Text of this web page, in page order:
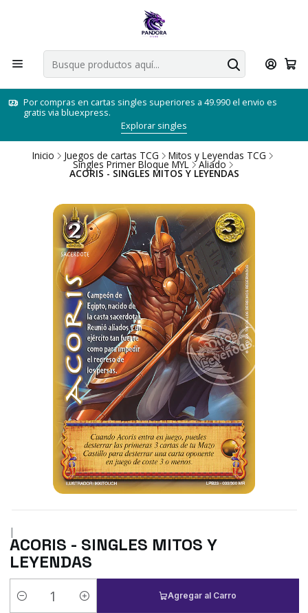
Por compras en cartas singles superiores a 49.990 el envio es
gratis via bluexpress.
Explorar singles
Inicio Juegos de cartas TCG Mitos y Leyendas TCG
Singles Primer Bloque MYL Aliado
ACORIS - SINGLES MITOS Y LEYENDAS
|
ACORIS - SINGLES MITOS Y
LEYENDAS
Cantidad
Agregar al Carro